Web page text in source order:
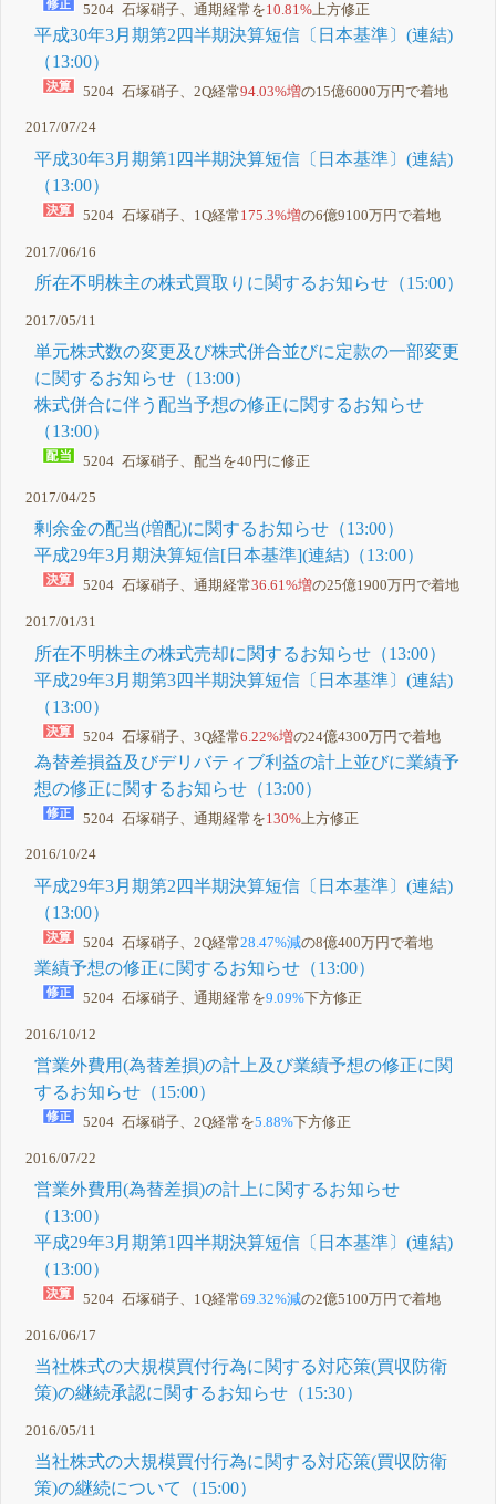
5204 石塚硝子、通期経常を10.81% 上方修正
平成30年3月期第2四半期決算短信〔日本基準〕(連結)
（13:00）
5204 石塚硝子、2Q経常94.03%増の15億6000万円で着地
2017/07/24
平成30年3月期第1四半期決算短信〔日本基準〕(連結)
（13:00）
5204 石塚硝子、1Q経常175.3%増の6億9100万円で着地
2017/06/16
所在不明株主の株式買取りに関するお知らせ（15:00）
2017/05/11
単元株式数の変更及び株式併合並びに定款の一部変更
に関するお知らせ（13:00）
株式併合に伴う配当予想の修正に関するお知らせ
（13:00）
5204 石塚硝子、配当を40円に修正
2017/04/25
剰余金の配当(増配)に関するお知らせ（13:00）
平成29年3月期決算短信[日本基準](連結)（13:00）
5204 石塚硝子、通期経常36.61%増の25億1900万円で着地
2017/01/31
所在不明株主の株式売却に関するお知らせ（13:00）
平成29年3月期第3四半期決算短信〔日本基準〕(連結)
（13:00）
5204 石塚硝子、3Q経常6.22%増の24億4300万円で着地
為替差損益及びデリバティブ利益の計上並びに業績予
想の修正に関するお知らせ（13:00）
5204 石塚硝子、通期経常を130% 上方修正
2016/10/24
平成29年3月期第2四半期決算短信〔日本基準〕(連結)
（13:00）
5204 石塚硝子、2Q経常28.47%減の8億400万円で着地
業績予想の修正に関するお知らせ（13:00）
5204 石塚硝子、通期経常を9.09%下方修正
2016/10/12
営業外費用(為替差損)の計上及び業績予想の修正に関
するお知らせ（15:00）
5204 石塚硝子、2Q経常を5.88% 下方修正
2016/07/22
営業外費用(為替差損)の計上に関するお知らせ
（13:00）
平成29年3月期第1四半期決算短信〔日本基準〕(連結)
（13:00）
5204 石塚硝子、1Q経常69.32%減の2億5100万円で着地
2016/06/17
当社株式の大規模買付行為に関する対応策(買収防衛
策)の継続承認に関するお知らせ（15:30）
2016/05/11
当社株式の大規模買付行為に関する対応策(買収防衛
策)の継続について（15:00）